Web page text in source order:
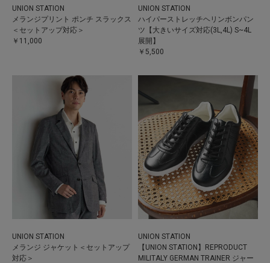
UNION STATION
メランジプリント ポンチ スラックス
＜セットアップ対応＞
￥11,000
UNION STATION
ハイパーストレッチヘリンボンパン
ツ【大きいサイズ対応(3L,4L) S~4L
展開】
￥5,500
UNION STATION
メランジ ジャケット＜セットアップ
対応＞
UNION STATION
【UNION STATION】REPRODUCT
MILITALY GERMAN TRAINER ジャー